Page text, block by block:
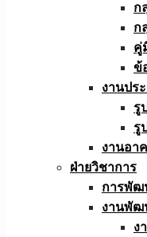
ก
ก
คู่
ข้
งานปร
รู
รู
งานอา
ฝ่ายวิชาการ
การพัฒ
งานพัฒ
ง